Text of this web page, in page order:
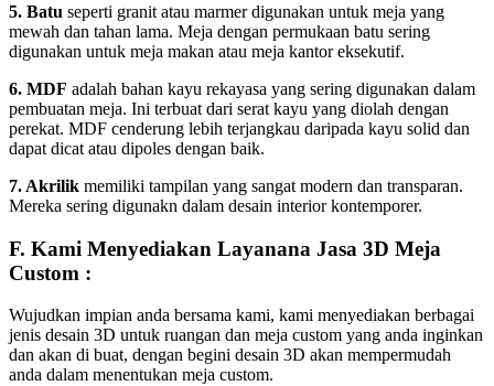
5. Batu seperti granit atau marmer digunakan untuk meja yang
mewah dan tahan lama. Meja dengan permukaan batu sering
digunakan untuk meja makan atau meja kantor eksekutif.
6. MDF adalah bahan kayu rekayasa yang sering digunakan dalam
pembuatan meja. Ini terbuat dari serat kayu yang diolah dengan
perekat. MDF cenderung lebih terjangkau daripada kayu solid dan
dapat dicat atau dipoles dengan baik.
7. Akrilik memiliki tampilan yang sangat modern dan transparan.
Mereka sering digunakn dalam desain interior kontemporer.
F. Kami Menyediakan Layanana Jasa 3D Meja
Custom :
Wujudkan impian anda bersama kami, kami menyediakan berbagai
jenis desain 3D untuk ruangan dan meja custom yang anda inginkan
dan akan di buat, dengan begini desain 3D akan mempermudah
anda dalam menentukan meja custom.